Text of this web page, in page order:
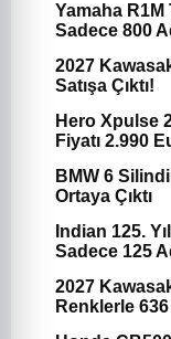
Yamaha R1M
Sadece 800
2027
Satışa Çıktı!
Hero Xpulse
Fiyatı 2.990
BMW 6
Ortaya Çıktı
Indian 125.
Sadece 125
2027
Renklerle